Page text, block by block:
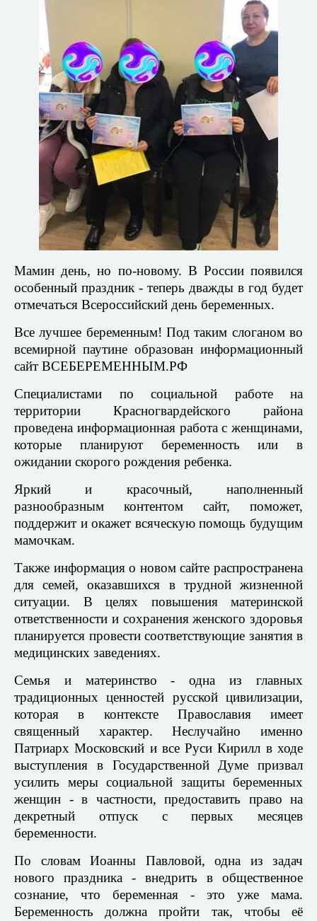
Мамин день, но по-новому. В России появился
особенный праздник - теперь дважды в год будет
отмечаться Всероссийский день беременных.
Все лучшее беременным! Под таким слоганом во
всемирной паутине образован информационный
сайт ВСЕБЕРЕМЕННЫМ.РФ
Специалистами по социальной работе на
территории Красногвардейского района
проведена информационная работа с женщинами,
которые планируют беременность или в
ожидании скорого рождения ребенка.
Яркий и красочный, наполненный
разнообразным контентом сайт, поможет,
поддержит и окажет всяческую помощь будущим
мамочкам.
Также информация о новом сайте распространена
для семей, оказавшихся в трудной жизненной
ситуации. В целях повышения материнской
ответственности и сохранения женского здоровья
планируется провести соответствующие занятия в
медицинских заведениях.
Семья и материнство - одна из главных
традиционных ценностей русской цивилизации,
которая в контексте Православия имеет
священный характер. Неслучайно именно
Патриарх Московский и все Руси Кирилл в ходе
выступления в Государственной Думе призвал
усилить меры социальной защиты беременных
женщин - в частности, предоставить право на
декретный отпуск с первых месяцев
беременности.
По словам Иоанны Павловой, одна из задач
нового праздника - внедрить в общественное
сознание, что беременная - это уже мама.
Беременность должна пройти так, чтобы её